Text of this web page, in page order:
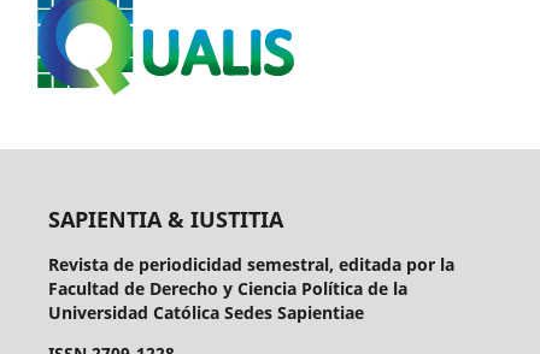
SAPIENTIA & IUSTITIA
Revista de periodicidad semestral, editada por la
Facultad de Derecho y Ciencia Política de la
Universidad Católica Sedes Sapientiae